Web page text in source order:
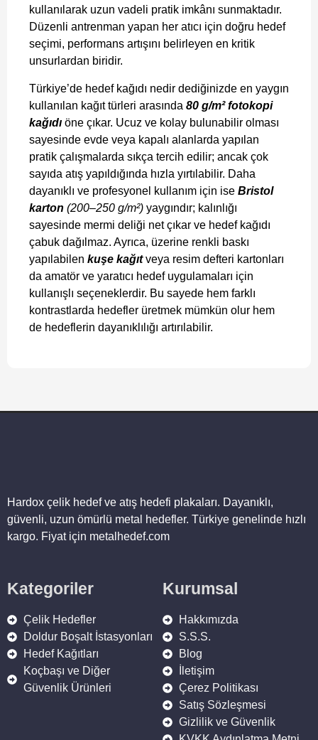
kullanılarak uzun vadeli pratik imkânı sunmaktadır.
Düzenli antrenman yapan her atıcı için doğru hedef
seçimi, performans artışını belirleyen en kritik
unsurlardan biridir.
Türkiye’de hedef kağıdı nedir dediğinizde en yaygın
kullanılan kağıt türleri arasında 80 g/m² fotokopi
kağıdı öne çıkar. Ucuz ve kolay bulunabilir olması
sayesinde evde veya kapalı alanlarda yapılan
pratik çalışmalarda sıkça tercih edilir; ancak çok
sayıda atış yapıldığında hızla yırtılabilir. Daha
dayanıklı ve profesyonel kullanım için ise Bristol
karton (200–250 g/m²) yaygındır; kalınlığı
sayesinde mermi deliği net çıkar ve hedef kağıdı
çabuk dağılmaz. Ayrıca, üzerine renkli baskı
yapılabilen kuşe kağıtveya resim defteri kartonları
da amatör ve yaratıcı hedef uygulamaları için
kullanışlı seçeneklerdir. Bu sayede hem farklı
kontrastlarda hedefler üretmek mümkün olur hem
de hedeflerin dayanıklılığı artırılabilir.
Hardox çelik hedef ve atış hedefi plakaları. Dayanıklı,
güvenli, uzun ömürlü metal hedefler. Türkiye genelinde hızlı
kargo. Fiyat için metalhedef.com
Kategoriler
Çelik Hedefler
Doldur Boşalt İstasyonları
Hedef Kağıtları
Koçbaşı ve Diğer
Güvenlik Ürünleri
Kurumsal
Hakkımızda
S.S.S.
Blog
İletişim
Çerez Politikası
Satış Sözleşmesi
Gizlilik ve Güvenlik